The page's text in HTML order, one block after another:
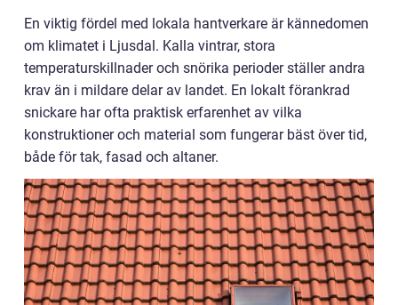
En viktig fördel med lokala hantverkare är kännedomen
om klimatet i Ljusdal. Kalla vintrar, stora
temperaturskillnader och snörika perioder ställer andra
krav än i mildare delar av landet. En lokalt förankrad
snickare har ofta praktisk erfarenhet av vilka
konstruktioner och material som fungerar bäst över tid,
både för tak, fasad och altaner.